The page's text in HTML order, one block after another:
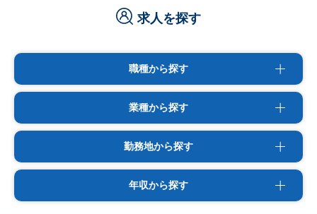
求人を探す
職種から探す
業種から探す
勤務地から探す
年収から探す